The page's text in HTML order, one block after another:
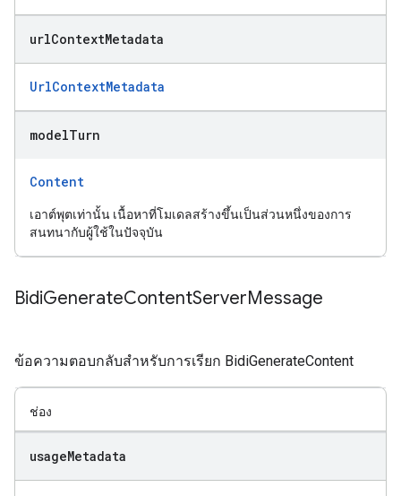
urlContextMetadata
UrlContextMetadata
modelTurn
Content
เอาต์พุตเท่านั้น เนื้อหาที่โมเดลสร้างขึ้นเป็นส่วนหนึ่งของการ
สนทนากับผู้ใช้ในปัจจุบัน
BidiGenerateContentServerMessage
ข้อความตอบกลับสำหรับการเรียก BidiGenerateContent
ช่อง
usageMetadata